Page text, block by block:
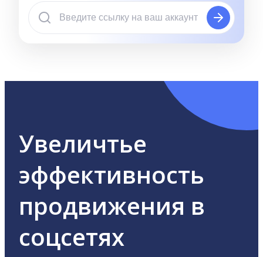
Увеличтье
эффективность
продвижения в
соцсетях